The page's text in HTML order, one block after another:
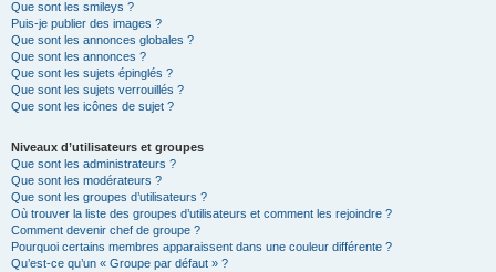
Que sont les smileys ?
Puis-je publier des images ?
Que sont les annonces globales ?
Que sont les annonces ?
Que sont les sujets épinglés ?
Que sont les sujets verrouillés ?
Que sont les icônes de sujet ?
Niveaux d’utilisateurs et groupes
Que sont les administrateurs ?
Que sont les modérateurs ?
Que sont les groupes d’utilisateurs ?
Où trouver la liste des groupes d’utilisateurs et comment les rejoindre ?
Comment devenir chef de groupe ?
Pourquoi certains membres apparaissent dans une couleur différente ?
Qu’est-ce qu’un « Groupe par défaut » ?